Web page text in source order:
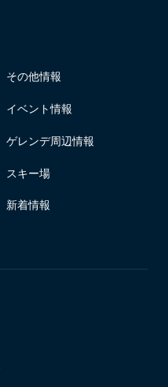
その他情報
イベント情報
ゲレンデ周辺情報
スキー場
新着情報